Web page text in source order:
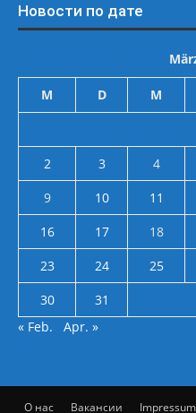
Новости по дате
M D M
2
3 4
9
10 11
16
17 18
23
24 25
30
31
« Feb.
Apr. »
О нас Вакансии Impressum